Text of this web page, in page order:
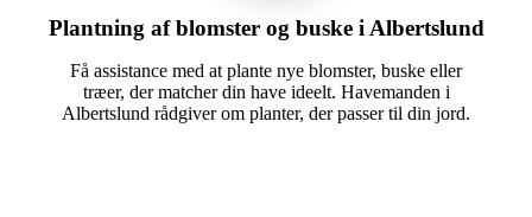
Plantning af blomster og buske i Albertslund
Få assistance med at plante nye blomster, buske eller
træer, der matcher din have ideelt. Havemanden i
Albertslund rådgiver om planter, der passer til din jord.